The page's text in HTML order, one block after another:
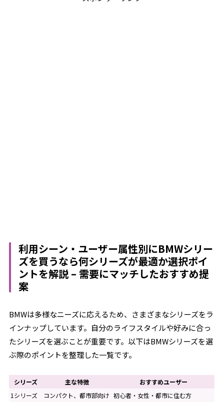
利用シーン・ユーザー属性別にBMWシリー
ズを買うなら何シリーズが最適か選択ポイ
ントを解説 – 需要にマッチしたおすすめ提
案
BMWは多様なニーズに応えるため、さまざまなシリーズをラ
インナップしています。自分のライフスタイルや好みに合っ
たシリーズを選ぶことが重要です。以下はBMWシリーズを選
ぶ際のポイントを整理した一覧です。
シリーズ 主な特徴
おすすめユーザー
1シリーズ
コンパクト、都市部向け 初心者・女性・都市に住む方